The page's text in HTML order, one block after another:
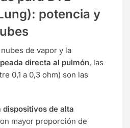
potencia y
de vapor y la
directa al pulmón, las
0,1 a 0,3 ohm) son las
dispositivos de alta
mayor proporción de